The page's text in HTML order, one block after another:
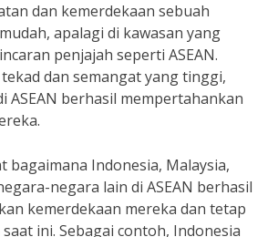
dan kemerdekaan sebuah
apalagi di kawasan yang
penjajah seperti ASEAN.
dan semangat yang tinggi,
ASEAN berhasil mempertahankan
bagaimana Indonesia, Malaysia,
negara lain di ASEAN berhasil
kemerdekaan mereka dan tetap
ini. Sebagai contoh, Indonesia